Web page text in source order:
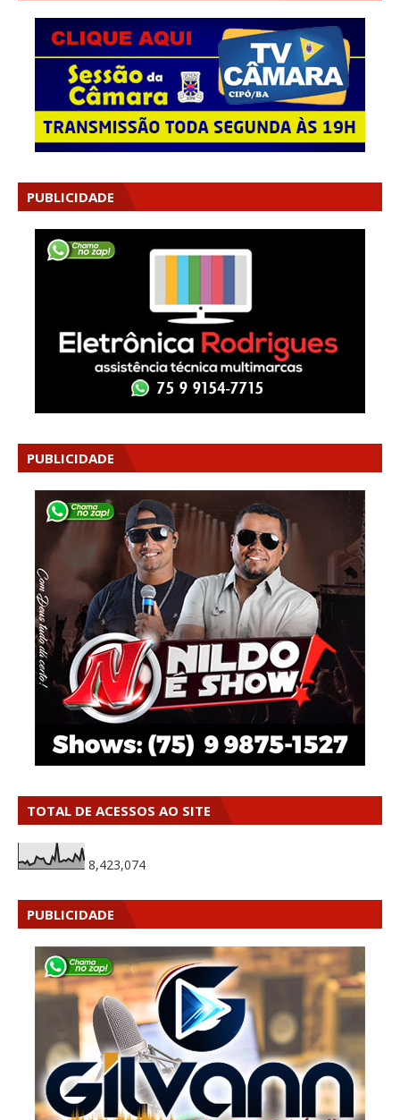
PUBLICIDADE
PUBLICIDADE
TOTAL DE ACESSOS AO SITE
8,423,074
PUBLICIDADE